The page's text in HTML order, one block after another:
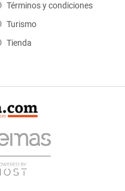
Términos y condiciones
Turismo
Tienda